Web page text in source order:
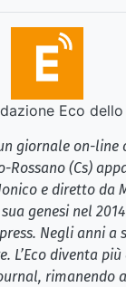
Eco
giornale on-line
Rossano (Cs)
e diretto da
genesi nel
Negli anni a
L’Eco diventa
rimanendo